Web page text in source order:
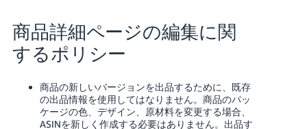
商品詳細ページの編集に関
するポリシー
商品の新しいバージョンを出品するために、既存
の出品情報を使用してはなりません。商品のパッ
ケージの色、デザイン、原材料を変更する場合、
ASINを新しく作成する必要はありません。出品す